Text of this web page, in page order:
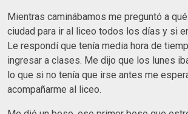
Mientras caminábamos me preguntó a
ciudad para ir al liceo todos los días y si
Le respondí que tenía media hora de
ingresar a clases. Me dijo que los lunes
lo que si no tenía que irse antes me
acompañarme al liceo.